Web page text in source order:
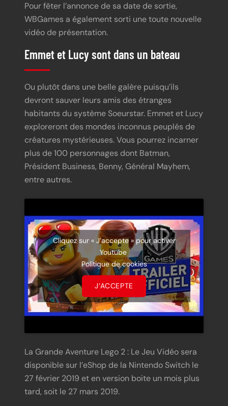
Pour fêter l’annonce de sa date de sortie,
WBGames a également sorti une toute nouvelle
vidéo de présentation.
Emmet et Lucy sont dans un bateau
Ou plutôt dans une belle galère puisqu’ils
devront sauver leurs amis des étranges
habitants du système Soeurstar. Emmet et Lucy
exploreront des mondes inconnus peuplés de
créatures mystérieuses. Vous pourrez incarner
plus de 100 personnages dont Batman,
Président Business, Benny, Général Mayhem,
entre autres.
Cliquez sur « J’accepte » pour activer
Youtube
Politique de cookies
J’ACCEPTE
La Grande Aventure Lego 2 : Le Jeu Vidéo sera
disponible sur l’eShop de la Nintendo Switch le
27 février 2019 et en version boite un mois plus
tard, soit le 27 mars 2019.